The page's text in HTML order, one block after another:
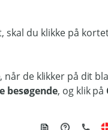
skal du klikke på
de klikker på dit
besøgende, og klik på